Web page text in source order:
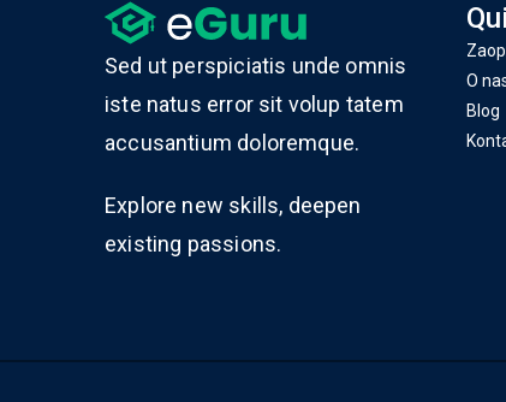
Sed ut perspiciatis unde omnis
iste natus error sit volup tatem
accusantium doloremque.
Explore new skills, deepen
existing passions.
O
Blog